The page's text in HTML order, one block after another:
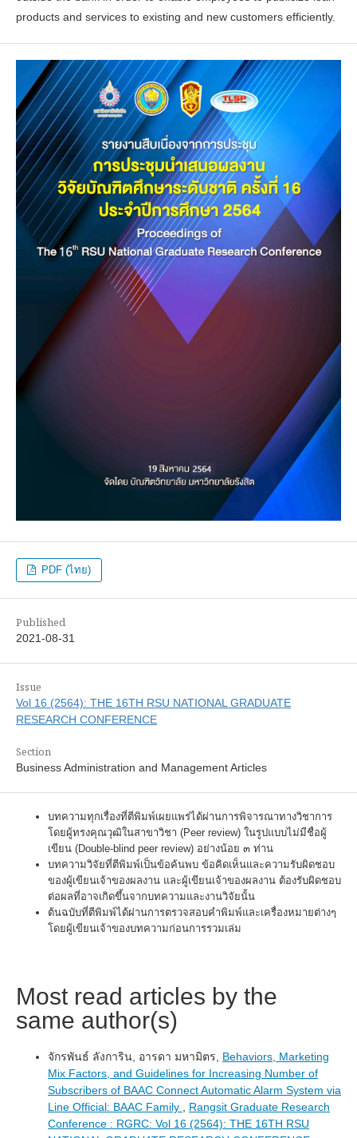
products and services to existing and new customers efficiently.
PDF (ไทย)
Published
2021-08-31
Issue
Vol 16 (2564): THE 16TH RSU NATIONAL GRADUATE
RESEARCH CONFERENCE
Section
Business Administration and Management Articles
บทความทุกเรื่องที่ตีพิมพ์เผยแพร่ได้ผ่านการพิจารณาทางวิชาการ
โดยผู้ทรงคุณวุฒิในสาขาวิชา (Peer review) ในรูปแบบไม่มีชื่อผู้
เขียน (Double-blind peer review) อย่างน้อย ๓ ท่าน
บทความวิจัยที่ตีพิมพ์เป็นข้อค้นพบ ข้อคิดเห็นและความรับผิดชอบ
ของผู้เขียนเจ้าของผลงาน และผู้เขียนเจ้าของผลงาน ต้องรับผิดชอบ
ต่อผลที่อาจเกิดขึ้นจากบทความและงานวิจัยนั้น
ต้นฉบับที่ตีพิมพ์ได้ผ่านการตรวจสอบคำพิมพ์และเครื่องหมายต่างๆ
โดยผู้เขียนเจ้าของบทความก่อนการรวมเล่ม
Most read articles by the
same author(s)
จักรพันธ์ ลังการิน, อารดา มหามิตร, Behaviors, Marketing
Mix Factors, and Guidelines for Increasing Number of
Subscribers of BAAC Connect Automatic Alarm System via
Line Official: BAAC Family
Rangsit Graduate Research
Conference : RGRC: Vol 16 (2564): THE 16TH RSU